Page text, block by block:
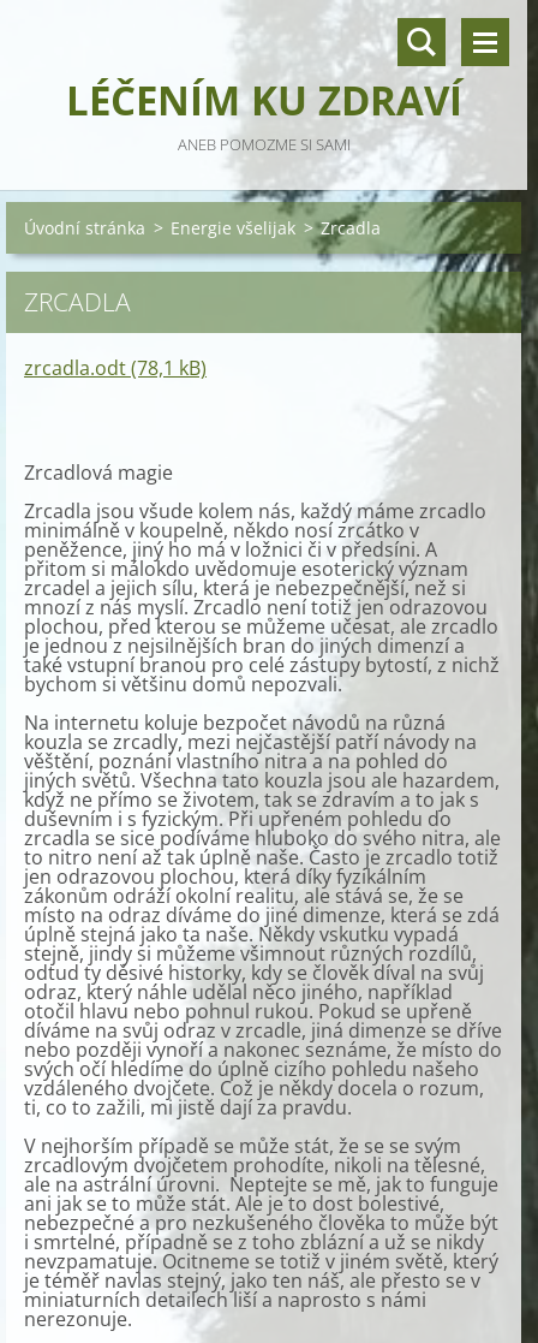
LÉČENÍM KU ZDRAVÍ
ANEB POMOZME SI SAMI
Úvodní stránka > Energie všelijak > Zrcadla
ZRCADLA
zrcadla.odt (78,1 kB)
Zrcadlová magie
Zrcadla jsou všude kolem nás, každý máme zrcadlo
minimálně v koupelně, někdo nosí zrcátko v
peněžence, jiný ho má v ložnici či v předsíni. A
přitom si málokdo uvědomuje esoterický význam
zrcadel a jejich sílu, která je nebezpečnější, než si
mnozí z nás myslí. Zrcadlo není totiž jen odrazovou
plochou, před kterou se můžeme učesat, ale zrcadlo
je jednou z nejsilnějších bran do jiných dimenzí a
také vstupní branou pro celé zástupy bytostí, z nichž
bychom si většinu domů nepozvali.
Na internetu koluje bezpočet návodů na různá
kouzla se zrcadly, mezi nejčastější patří návody na
věštění, poznání vlastního nitra a na pohled do
jiných světů. Všechna tato kouzla jsou ale hazardem,
když ne přímo se životem, tak se zdravím a to jak s
duševním i s fyzickým. Při upřeném pohledu do
zrcadla se sice podíváme hluboko do svého nitra, ale
to nitro není až tak úplně naše. Často je zrcadlo totiž
jen odrazovou plochou, která díky fyzikálním
zákonům odráží okolní realitu, ale stává se, že se
místo na odraz díváme do jiné dimenze, která se zdá
úplně stejná jako ta naše. Někdy vskutku vypadá
stejně, jindy si můžeme všimnout různých rozdílů,
odtud ty děsivé historky, kdy se člověk díval na svůj
odraz, který náhle udělal něco jiného, například
otočil hlavu nebo pohnul rukou. Pokud se upřeně
díváme na svůj odraz v zrcadle, jiná dimenze se dříve
nebo později vynoří a nakonec seznáme, že místo do
svých očí hledíme do úplně cizího pohledu našeho
vzdáleného dvojčete. Což je někdy docela o rozum,
ti, co to zažili, mi jistě dají za pravdu.
V nejhorším případě se může stát, že se se svým
zrcadlovým dvojčetem prohodíte, nikoli na tělesné,
ale na astrální úrovni. Neptejte se mě, jak to funguje
ani jak se to může stát. Ale je to dost bolestivé,
nebezpečné a pro nezkušeného člověka to může být
i smrtelné, případně se z toho zblázní a už se nikdy
nevzpamatuje. Ocitneme se totiž v jiném světě, který
je téměř navlas stejný, jako ten náš, ale přesto se v
miniaturních detailech liší a naprosto s námi
nerezonuje.